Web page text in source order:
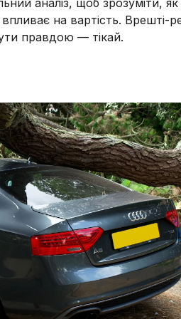
аналіз, щоб зрозуміти, як
на вартість. Врешті-
правдою — тікай.